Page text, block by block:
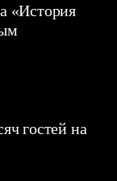
«История
гостей на